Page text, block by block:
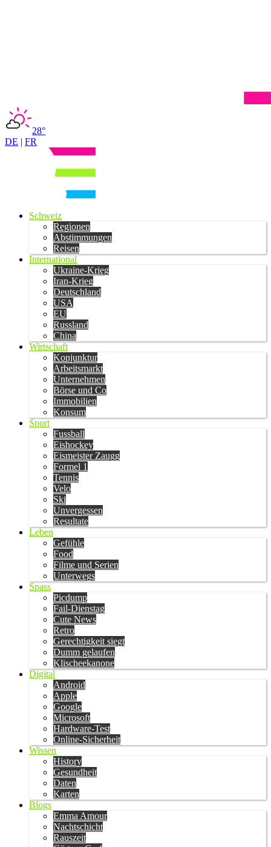
28°
DE | FR
Schweiz
Regionen
Abstimmungen
Reisen
International
Ukraine-Krieg
Iran-Krieg
Deutschland
USA
EU
Russland
China
Wirtschaft
Konjunktur
Arbeitsmarkt
Unternehmen
Börse und Co
Immobilien
Konsum
Sport
Fussball
Eishockey
Eismeister Zaugg
Formel 1
Tennis
Velo
Ski
Unvergessen
Resultate
Leben
Gefühle
Food
Filme und Serien
Unterwegs
Spass
Picdump
Fail-Dienstag
Cute News
Retro
Gerechtigkeit siegt
Dumm gelaufen
Klischeekanone
Digital
Android
Apple
Google
Microsoft
Hardware-Test
Online-Sicherheit
Wissen
History
Gesundheit
Daten
Karten
Blogs
Emma Amour
Nachtschicht
Rauszeit